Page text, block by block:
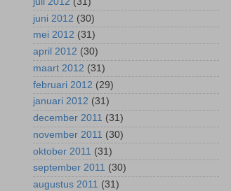
juni 2012 (30)
mei 2012 (31)
april 2012 (30)
maart 2012 (31)
februari 2012 (29)
januari 2012 (31)
december 2011 (31)
november 2011 (30)
oktober 2011 (31)
september 2011 (30)
augustus 2011 (31)